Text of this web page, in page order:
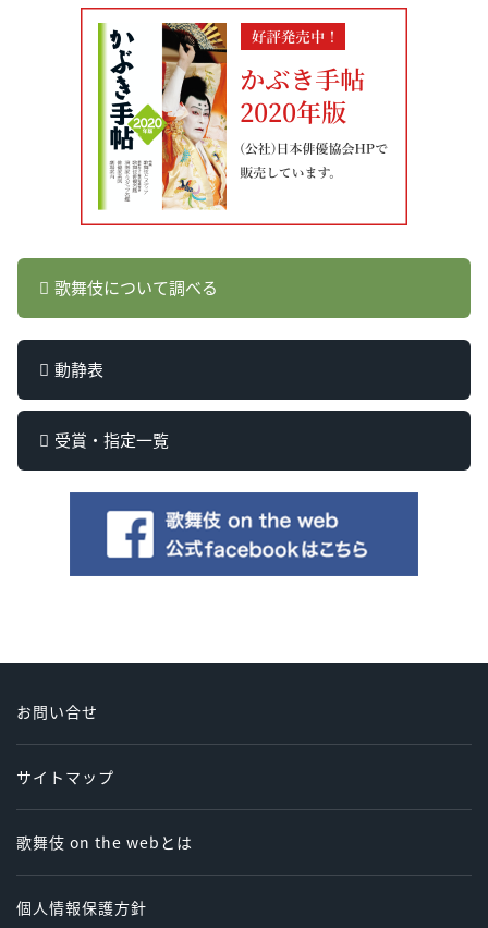
歌舞伎について調べる
動静表
受賞・指定一覧
お問い合せ
サイトマップ
歌舞伎 on the webとは
個人情報保護方針